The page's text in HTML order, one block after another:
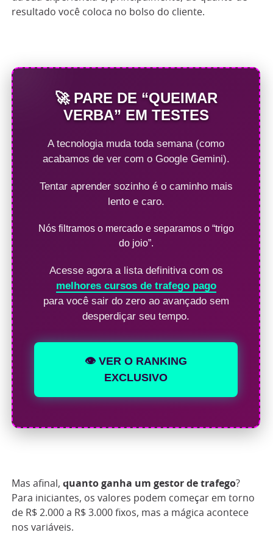
resultado você coloca no bolso do cliente.
🚀 PARE DE “QUEIMAR
VERBA” EM TESTES
A tecnologia muda toda semana (como
acabamos de ver com o Google Gemini).
Tentar aprender sozinho é o caminho mais
lento e caro.
Nós filtramos o mercado e separamos o “trigo
do joio”.
Acesse agora a lista definitiva com os
melhores cursos de trafego pago
para você sair do zero ao avançado sem
desperdiçar seu tempo.
👁️ VER O RANKING
EXCLUSIVO
Mas afinal, quanto ganha um gestor de trafego?
Para iniciantes, os valores podem começar em torno
de R$ 2.000 a R$ 3.000 fixos, mas a mágica acontece
nos variáveis.